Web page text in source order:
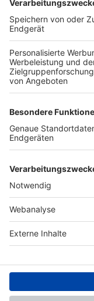
TOP-VEREINE
TOP-PARTNER
Nutzungsbedingungen